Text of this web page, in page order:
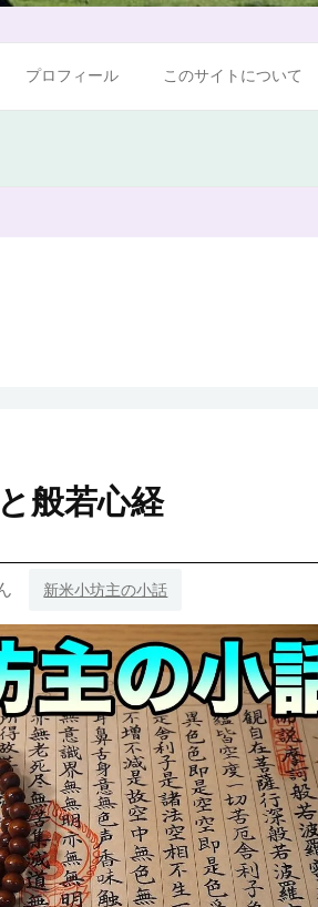
プロフィール このサイトについて
般若心経
新米小坊主の小話